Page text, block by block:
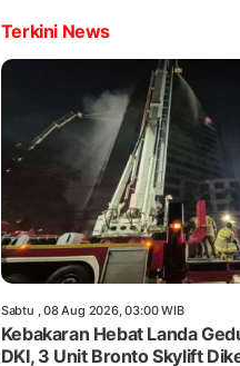
Terkini News
Sabtu , 08 Aug 2026, 03:00 WIB
Kebakaran Hebat Landa
DKI, 3 Unit Bronto Skylift